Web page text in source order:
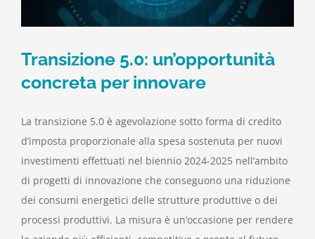
Transizione 5.0: un’opportunità
concreta per innovare
La transizione 5.0 è agevolazione sotto forma di credito
d’imposta proporzionale alla spesa sostenuta per nuovi
investimenti effettuati nel biennio 2024-2025 nell’ambito
di progetti di innovazione che conseguono una riduzione
dei consumi energetici delle strutture produttive o dei
processi produttivi. La misura è un’occasione per rendere